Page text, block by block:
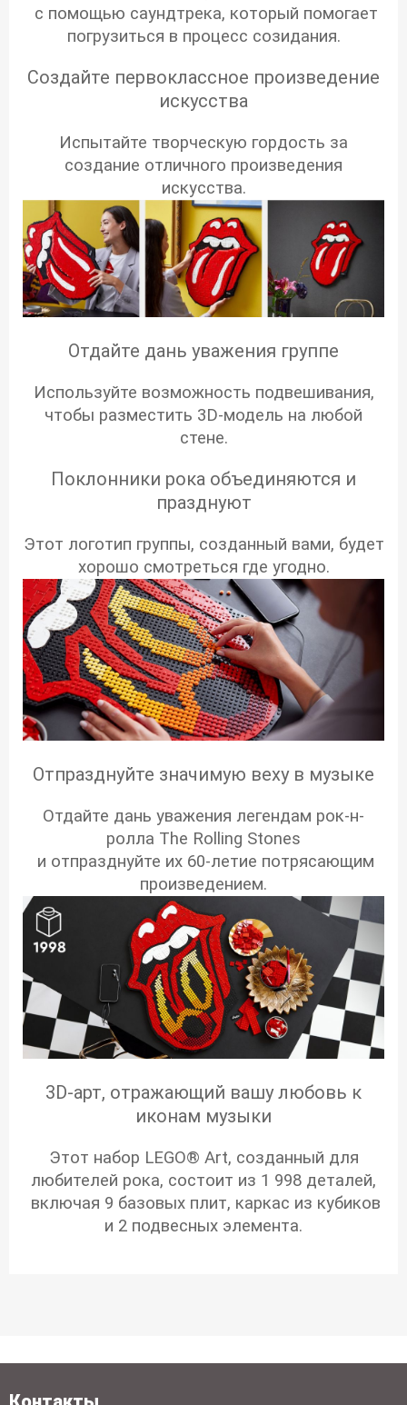
с помощью саундтрека, который помогает
погрузиться в процесс созидания.
Создайте первоклассное произведение
искусства
Испытайте творческую гордость за
создание отличного произведения
искусства.
Отдайте дань уважения группе
Используйте возможность подвешивания,
чтобы разместить 3D-модель на любой
стене.
Поклонники рока объединяются и
празднуют
Этот логотип группы, созданный вами, будет
хорошо смотреться где угодно.
Отпразднуйте значимую веху в музыке
Отдайте дань уважения легендам рок-н-
ролла The Rolling Stones
и отпразднуйте их 60-летие потрясающим
произведением.
3D-арт, отражающий вашу любовь к
иконам музыки
Этот набор LEGO® Art, созданный для
любителей рока, состоит из 1 998 деталей,
включая 9 базовых плит, каркас из кубиков
и 2 подвесных элемента.